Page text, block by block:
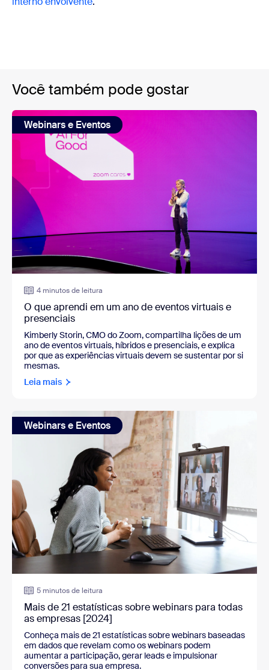
Você também pode gostar
Webinars e Eventos
4 minutos de leitura
O que aprendi em um ano de eventos virtuais e
presenciais
Kimberly Storin, CMO do Zoom, compartilha lições de um
ano de eventos virtuais, híbridos e presenciais, e explica
por que as experiências virtuais devem se sustentar por si
mesmas.
Leia mais
Webinars e Eventos
5 minutos de leitura
Mais de 21 estatísticas sobre webinars para todas
as empresas [2024]
Conheça mais de 21 estatísticas sobre webinars baseadas
em dados que revelam como os webinars podem
aumentar a participação, gerar leads e impulsionar
conversões para sua empresa.